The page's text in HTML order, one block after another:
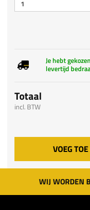
Je hebt
levertijd
Totaal
incl. BTW
VOEG
WIJ WORDEN